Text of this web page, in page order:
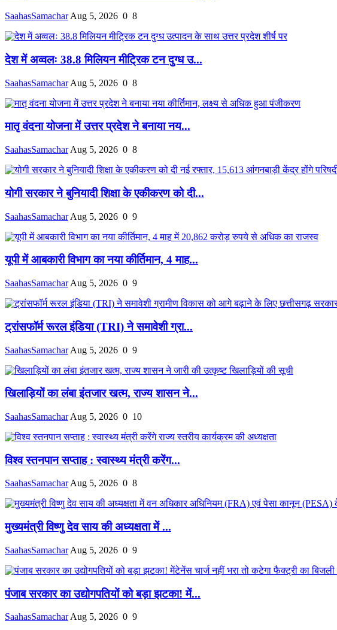
SaahasSamachar Aug 5, 2026 0 8
देश में अव्वलः 38.8 मिलियन मीट्रिक टन दुग्ध उ...
SaahasSamachar Aug 5, 2026 0 8
मातृ वंदना योजना में उत्तर प्रदेश ने बनाया नय...
SaahasSamachar Aug 5, 2026 0 8
योगी सरकार ने बुनियादी शिक्षा के एकीकरण को दी...
SaahasSamachar Aug 5, 2026 0 9
यूपी में आबकारी विभाग का नया कीर्तिमान, 4 माह...
SaahasSamachar Aug 5, 2026 0 9
ट्रांसफॉर्म रूरल इंडिया (TRI) ने समावेशी ग्रा...
SaahasSamachar Aug 5, 2026 0 9
खिलाड़ियों का लंबा इंतजार खत्म, राज्य शासन ने...
SaahasSamachar Aug 5, 2026 0 10
विश्व स्तनपान सप्ताह : स्वास्थ्य मंत्री करेंग...
SaahasSamachar Aug 5, 2026 0 8
मुख्यमंत्री विष्णु देव साय की अध्यक्षता में ...
SaahasSamachar Aug 5, 2026 0 9
पंजाब सरकार का उद्योगपतियों को बड़ा झटका! में...
SaahasSamachar Aug 5, 2026 0 9